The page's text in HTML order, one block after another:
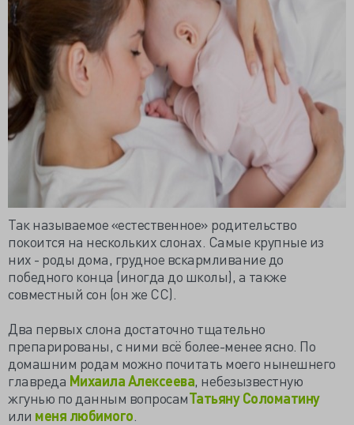
Так называемое «естественное» родительство
покоится на нескольких слонах. Самые крупные из
них - роды дома, грудное вскармливание до
победного конца (иногда до школы), а также
совместный сон (он же СС).
Два первых слона достаточно тщательно
препарированы, с ними всё более-менее ясно. По
домашним родам можно почитать моего нынешнего
главреда Михаила Алексеева, небезызвестную
жгунью по данным вопросамТатьяну Соломатину
или меня любимого